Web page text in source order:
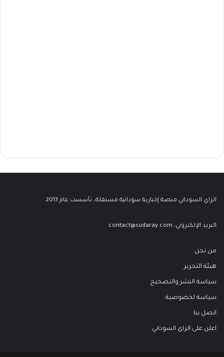
الراي السوداني منصة إخبارية سودانية مستقلة، تأسست عام 2013.
البريد الإلكتروني: contact@sudaray.com
من نحن
هيئة التحرير
سياسة النشر والتصحيح
سياسة لخصوصية
اتصل بنا
اعلن على الراي السوداني